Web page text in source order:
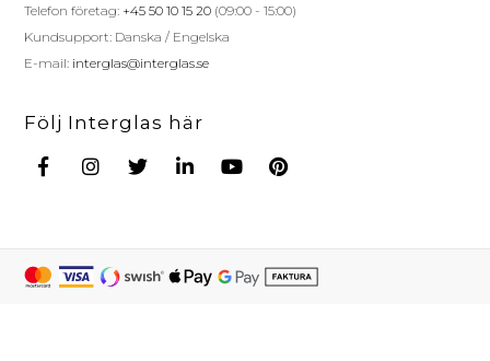
Telefon företag: +45 50 10 15 20 (09:00 - 15:00)
Kundsupport: Danska / Engelska
E-mail: interglas@interglas.se
Följ Interglas här